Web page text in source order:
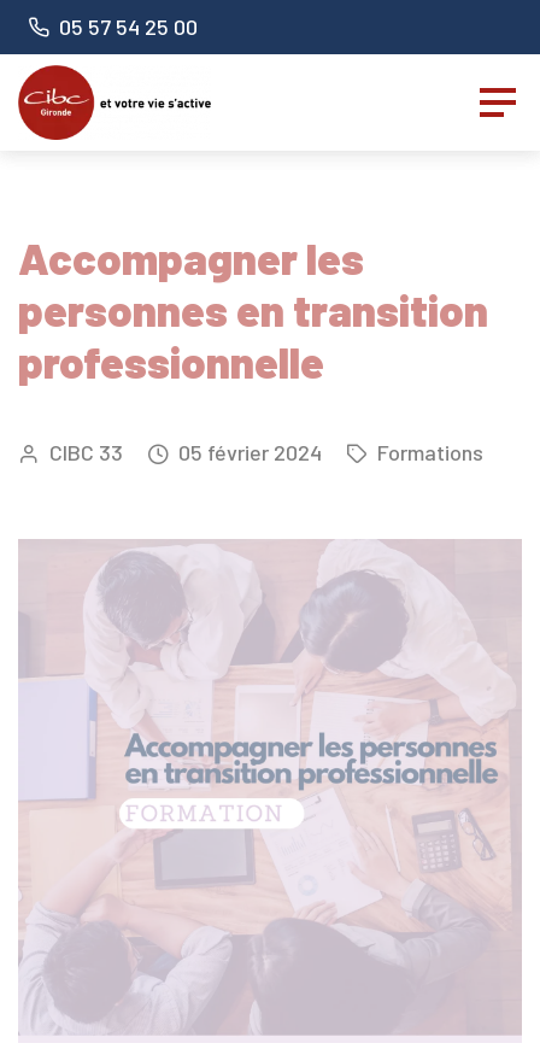
Numéro de téléphone :
05 57 54 25 00
Accompagner les
personnes en transition
professionnelle
CIBC 33 05 février 2024 Formations
Panneau de gestion des cookies